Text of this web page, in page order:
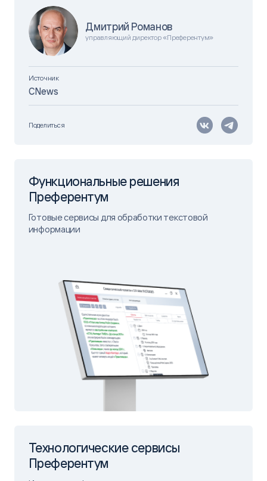
Дмитрий Романов
управляющий директор «Преферентум»
Источник
CNews
Поделиться
Функциональные решения
Преферентум
Готовые сервисы для обработки текстовой
информации
Технологические сервисы
Преферентум